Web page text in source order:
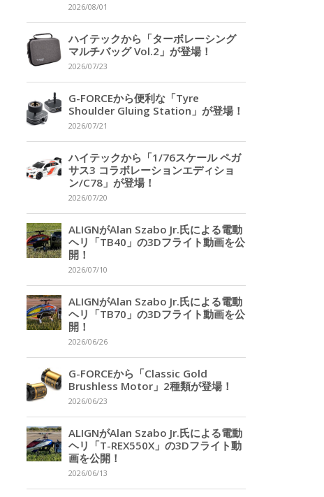
2026/08/01
ハイテックから「ターボレーシング
マルチバッグ Vol.2」が登場！
2026/07/23
G-FORCEから便利な「Tyre
Shoulder Gluing Station」が登場！
2026/07/21
ハイテックから「1/76スケール ペガ
サス3 コラボレーションエディショ
ン/C78」が登場！
2026/07/20
ALIGNがAlan Szabo Jr.氏による電動
ヘリ「TB40」の3Dフライト動画を公
開！
2026/07/10
ALIGNがAlan Szabo Jr.氏による電動
ヘリ「TB70」の3Dフライト動画を公
開！
2026/06/26
G-FORCEから「Classic Gold
Brushless Motor」2種類が登場！
2026/06/23
ALIGNがAlan Szabo Jr.氏による電動
ヘリ「T-REX550X」の3Dフライト動
画を公開！
2026/06/13